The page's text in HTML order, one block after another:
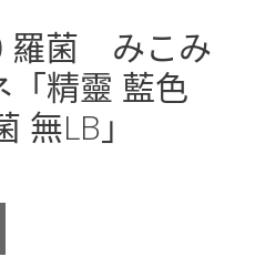
羅菌 みこみ
「精靈 藍色
無LB」